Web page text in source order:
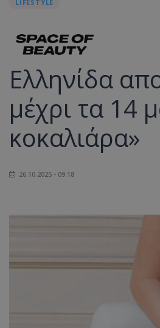
LIFESTYLE
Ελληνίδα
μέχρι τα 14
κοκαλιάρα»
26.10.2025 - 09:18